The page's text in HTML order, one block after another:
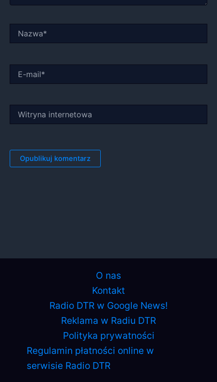
mail*
internetowa
O nas
Kontakt
Radio DTR w Google News!
Reklama w Radiu DTR
Polityka prywatności
Regulamin płatności online w
serwisie Radio DTR